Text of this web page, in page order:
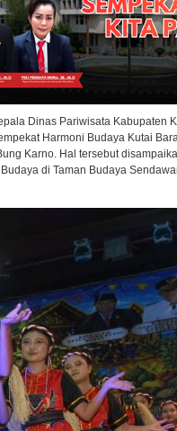
Dinas Pariwisata Kabupaten
Harmoni Budaya Kutai
Karno. Hal tersebut
di Taman Budaya